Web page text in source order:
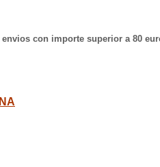
envios con importe superior a 80